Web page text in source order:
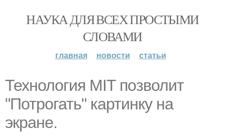
НАУКА ДЛЯ ВСЕХ ПРОСТЫМИ
СЛОВАМИ
главная новости статьи
Технология MIT позволит
"Потрогать" картинку на
экране.